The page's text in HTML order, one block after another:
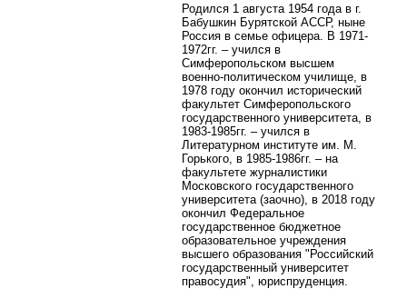
Родился 1 августа 1954 года в г.
Бабушкин Бурятской АССР, ныне
Россия в семье офицера. В 1971-
1972гг. – учился в
Симферопольском высшем
военно-политическом училище, в
1978 году окончил исторический
факультет Симферопольского
государственного университета, в
1983-1985гг. – учился в
Литературном институте им. М.
Горького, в 1985-1986гг. – на
факультете журналистики
Московского государственного
университета (заочно), в 2018 году
окончил Федеральное
государственное бюджетное
образовательное учреждения
высшего образования "Российский
государственный университет
правосудия", юриспруденция.